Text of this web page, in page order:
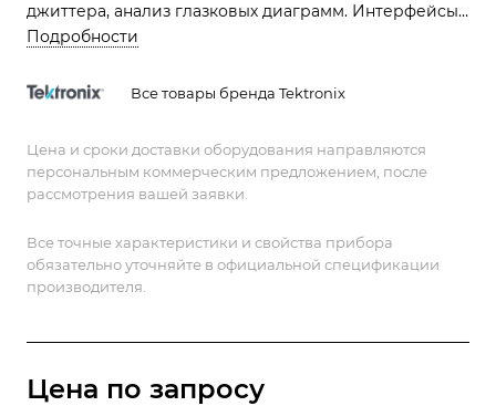
джиттера, анализ глазковых диаграмм. Интерфейсы
USB, LAN, GPIB, RS-238. Сенсорный дисплей 30,7 см.
Подробности
Все товары бренда Tektronix
Цена и сроки доставки оборудования направляются
персональным коммерческим предложением, после
рассмотрения вашей заявки.
Все точные характеристики и свойства прибора
обязательно уточняйте в официальной спецификации
производителя.
Цена по запросу